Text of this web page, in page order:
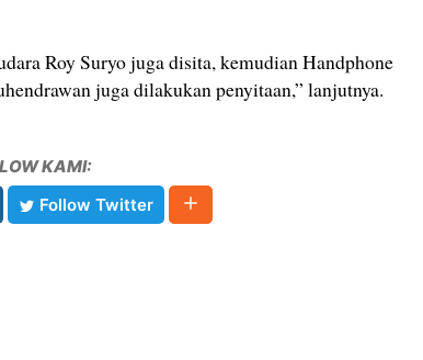
Roy Suryo juga disita, kemudian Handphone
juga dilakukan penyitaan,” lanjutnya.
KAMI:
Follow Twitter